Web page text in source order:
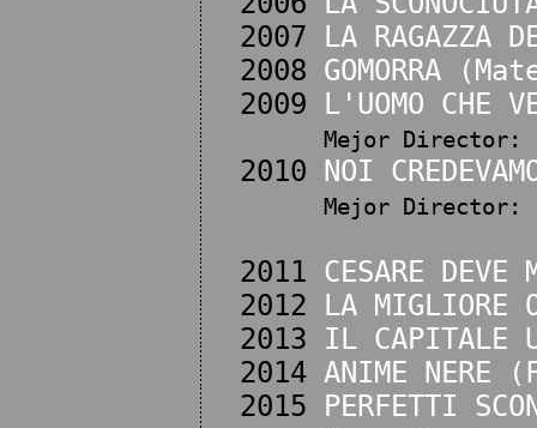
2007
LA
2008 GOMORRA
2009
L'UOMO
Mejor Director:
2010 NOI
Mejor Director:
2011 CESARE
2012
LA
2013 IL CAPITALE
2014 ANIME NERE
2015
PERFETTI